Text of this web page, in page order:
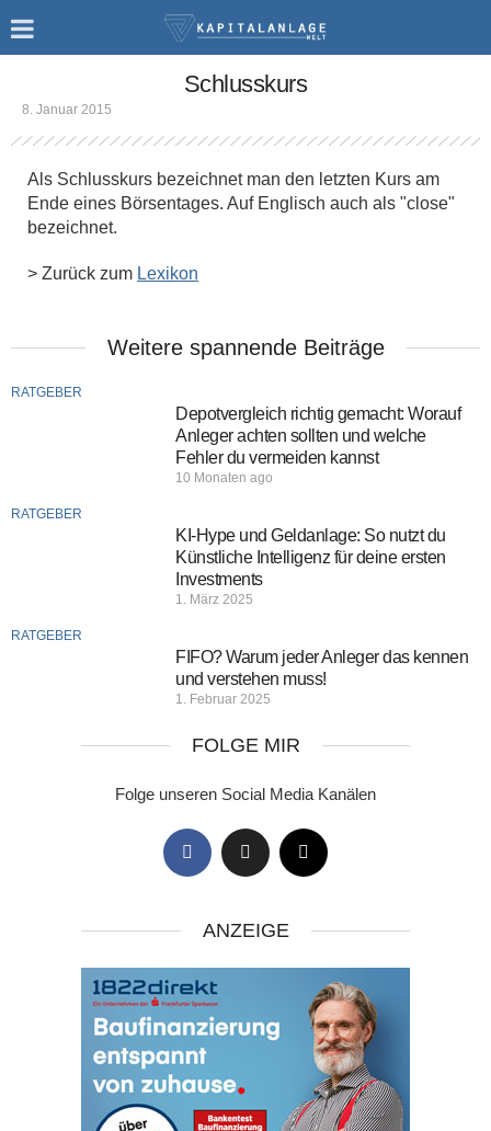
Schlusskurs
8. Januar 2015
Als Schlusskurs bezeichnet man den letzten Kurs am
Ende eines Börsentages. Auf Englisch auch als "close"
bezeichnet.
> Zurück zum Lexikon
Weitere spannende Beiträge
RATGEBER
Depotvergleich richtig gemacht: Worauf
Anleger achten sollten und welche
Fehler du vermeiden kannst
10 Monaten ago
RATGEBER
KI-Hype und Geldanlage: So nutzt du
Künstliche Intelligenz für deine ersten
Investments
1. März 2025
RATGEBER
FIFO? Warum jeder Anleger das kennen
und verstehen muss!
1. Februar 2025
FOLGE MIR
Folge unseren Social Media Kanälen
ANZEIGE